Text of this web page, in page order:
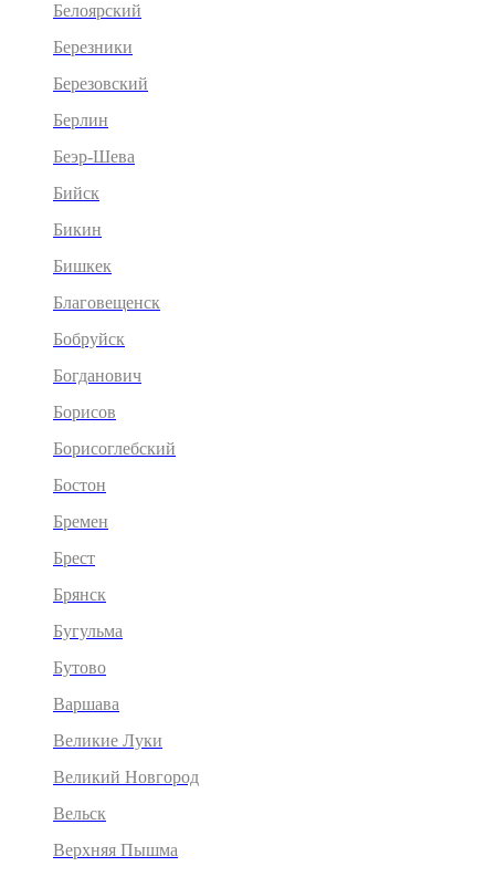
Белоярский
Березники
Березовский
Берлин
Беэр-Шева
Бийск
Бикин
Бишкек
Благовещенск
Бобруйск
Богданович
Борисов
Борисоглебский
Бостон
Бремен
Брест
Брянск
Бугульма
Бутово
Варшава
Великие Луки
Великий Новгород
Вельск
Верхняя Пышма